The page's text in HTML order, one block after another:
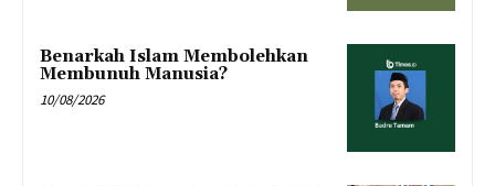
Benarkah Islam Membolehkan
Membunuh Manusia?
10/08/2026